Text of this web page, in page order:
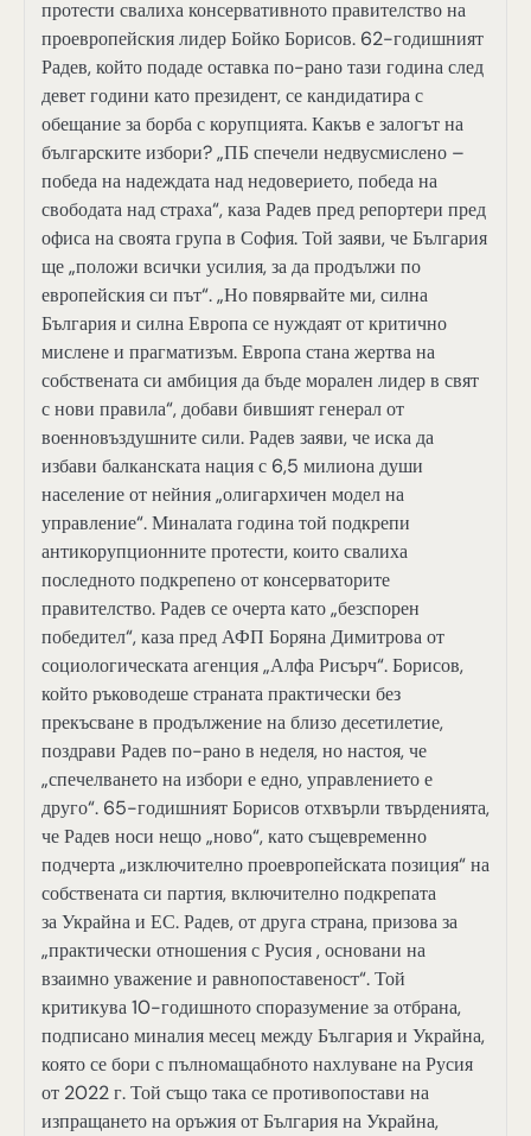
протести свалиха консервативното правителство на
проевропейския лидер Бойко Борисов. 62-годишният
Радев, който подаде оставка по-рано тази година след
девет години като президент, се кандидатира с
обещание за борба с корупцията. Какъв е залогът на
българските избори? „ПБ спечели недвусмислено –
победа на надеждата над недоверието, победа на
свободата над страха“, каза Радев пред репортери пред
офиса на своята група в София. Той заяви, че България
ще „положи всички усилия, за да продължи по
европейския си път“. „Но повярвайте ми, силна
България и силна Европа се нуждаят от критично
мислене и прагматизъм. Европа стана жертва на
собствената си амбиция да бъде морален лидер в свят
с нови правила“, добави бившият генерал от
военновъздушните сили. Радев заяви, че иска да
избави балканската нация с 6,5 милиона души
население от нейния „олигархичен модел на
управление“. Миналата година той подкрепи
антикорупционните протести, които свалиха
последното подкрепено от консерваторите
правителство. Радев се очерта като „безспорен
победител“, каза пред АФП Боряна Димитрова от
социологическата агенция „Алфа Рисърч“. Борисов,
който ръководеше страната практически без
прекъсване в продължение на близо десетилетие,
поздрави Радев по-рано в неделя, но настоя, че
„спечелването на избори е едно, управлението е
друго“. 65-годишният Борисов отхвърли твърденията,
че Радев носи нещо „ново“, като същевременно
подчерта „изключително проевропейската позиция“ на
собствената си партия, включително подкрепата
за Украйна и ЕС. Радев, от друга страна, призова за
„практически отношения с Русия , основани на
взаимно уважение и равнопоставеност“. Той
критикува 10-годишното споразумение за отбрана,
подписано миналия месец между България и Украйна,
която се бори с пълномащабното нахлуване на Русия
от 2022 г. Той също така се противопостави на
изпращането на оръжия от България на Украйна,